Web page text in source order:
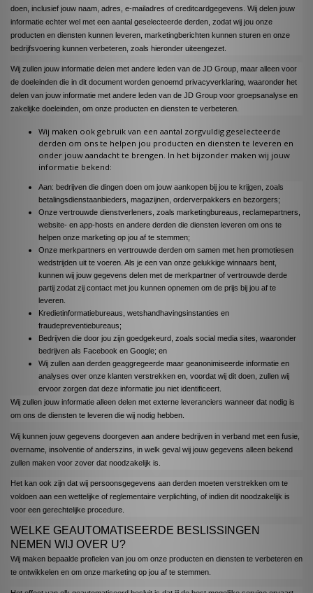
doen, inclusief jouw naam, adres, e-mailadres of creditcardgegevens. Wij delen jouw
informatie echter wel met een aantal geselecteerde derden, zodat wij jou onze
producten en diensten kunnen leveren, marketingberichten kunnen sturen en onze
bedrijfsvoering kunnen verbeteren, zoals hieronder uiteengezet.
Wij zullen jouw informatie delen met andere leden van de JD Group, maar alleen voor
de doeleinden die in dit document worden genoemd privacyverklaring, waaronder het
delen van jouw informatie met andere leden van de JD Group voor groepsanalyse en
zakelijke doeleinden, om onze producten en diensten te verbeteren.
Wij maken ook gebruik van een aantal zorgvuldig geselecteerde
derden om ons te helpen jou producten en diensten te leveren en
onder jouw aandacht te brengen. In het bijzonder maken wij jouw
informatie bekend:
Aan: bedrijven die dingen doen om jouw aankopen bij jou te krijgen, zoals
betalingsdienstaanbieders, magazijnen, orderverpakkers en bezorgers;
Onze vertrouwde dienstverleners, zoals marketingbureaus, reclamepartners,
website- en app-hosts en andere derden die diensten leveren om ons te
helpen onze marketing op jou af te stemmen;
Onze merkpartners en vertrouwde derden om samen met hen promotiesen
wedstrijden uit te voeren. Als je een van onze gelukkige winnaars bent,
kunnen wij jouw gegevens delen met de merkpartner of vertrouwde derde
partij zodat zij contact met jou kunnen opnemen om de prijs bij jou af te
leveren.
Kredietinformatiebureaus, wetshandhavingsinstanties en
fraudepreventiebureaus;
Bedrijven die door jou zijn goedgekeurd, zoals social media sites, waaronder
bedrijven als Facebook en Google; en
Wij zullen aan derden geaggregeerde maar geanonimiseerde informatie en
analyses over onze klanten verstrekken en, voordat wij dit doen, zullen wij
ervoor zorgen dat deze informatie jou niet identificeert.
Wij zullen jouw informatie alleen delen met externe leveranciers wanneer dat nodig is
om ons de diensten te leveren die wij nodig hebben.
Wij kunnen jouw gegevens doorgeven aan andere bedrijven in verband met een fusie,
overname, insolventie of anderszins, in welk geval wij jouw gegevens alleen bekend
zullen maken voor zover dat noodzakelijk is.
Het kan ook zijn dat wij persoonsgegevens aan derden moeten verstrekken om te
voldoen aan een wettelijke of reglementaire verplichting, of indien dit noodzakelijk is
voor een gerechtelijke procedure.
WELKE GEAUTOMATISEERDE BESLISSINGEN
NEMEN WIJ OVER U?
Wij maken bepaalde profielen van jou om onze producten en diensten te verbeteren en
te ontwikkelen en om onze marketing op jou af te stemmen.